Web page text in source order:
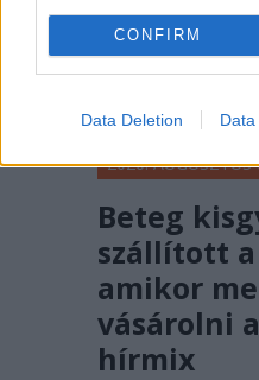
CONFIRM
Data Deletion Data
2026.
Beteg
szállított
amikor
vásárolni
hírmix